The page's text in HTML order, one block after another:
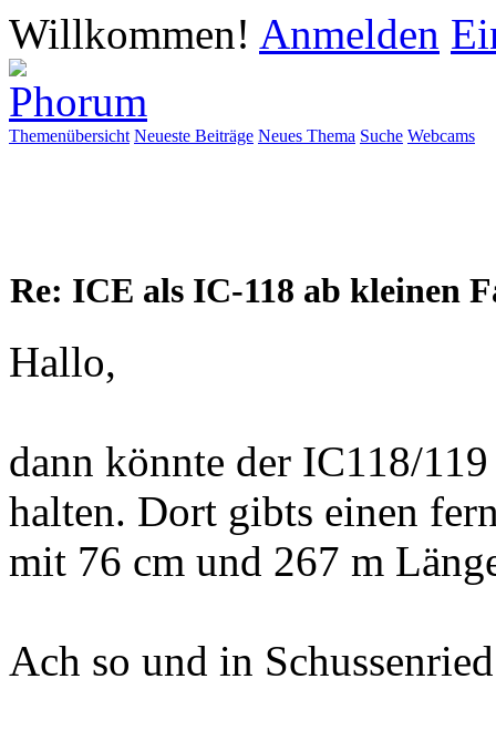
Willkommen! Anmelden
Themenübersicht Neueste Beiträge Neues Thema Suche Webcams
Re: ICE als IC-118 ab kleinen
Hallo,
dann könnte der IC118/
halten. Dort gibts einen
mit 76 cm und 267 m
Ach so und in